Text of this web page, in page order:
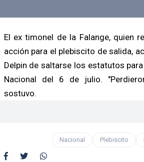
El ex timonel de la Falange, quien
acción para el plebiscito de salida,
Delpin de saltarse los estatutos
Nacional del 6 de julio.
sostuvo.
Nacional Plebiscito